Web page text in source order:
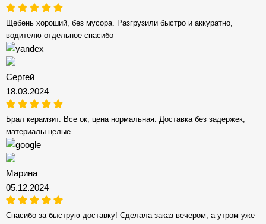
Щебень хороший, без мусора. Разгрузили быстро и аккуратно,
водителю отдельное спасибо
Сергей
18.03.2024
Брал керамзит. Все ок, цена нормальная. Доставка без задержек,
материалы целые
Марина
05.12.2024
Спасибо за быструю доставку! Сделала заказ вечером, а утром уже